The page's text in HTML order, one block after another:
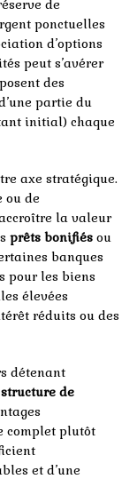
de
ponctuelles
d’options
peut s’avérer
des
partie du
initial) chaque
axe stratégique.
ou de
la valeur
prêts bonifiés ou
banques
pour les biens
élevées
réduits ou des
détenant
structure de
complet plutôt
et d’une